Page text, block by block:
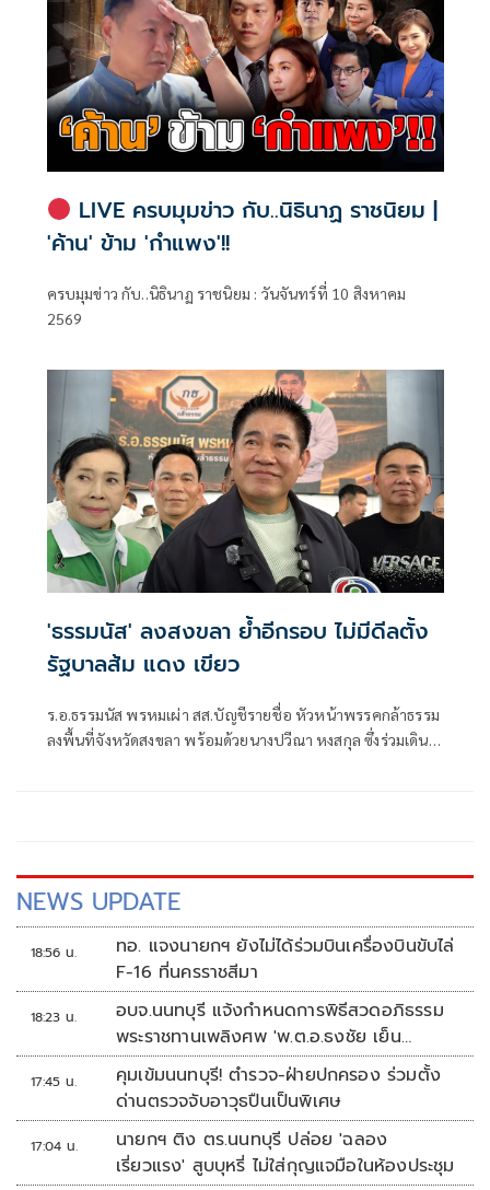
LIVE ครบมุมข่าว กับ..นิธินาฏ ราชนิยม |
'ค้าน' ข้าม 'กำแพง'!!
ครบมุมข่าว กับ..นิธินาฏ ราชนิยม : วันจันทร์ที่ 10 สิงหาคม
2569
'ธรรมนัส' ลงสงขลา ย้ำอีกรอบ ไม่มีดีลตั้ง
รัฐบาลส้ม แดง เขียว
ร.อ.ธรรมนัส พรหมเผ่า สส.บัญชีรายชื่อ หัวหน้าพรรคกล้าธรรม
ลงพื้นที่จังหวัดสงขลา พร้อมด้วยนางปวีณา หงสกุล ซึ่งร่วมเดิน
NEWS UPDATE
18:56 น.
ทอ. แจงนายกฯ ยังไม่ได้ร่วมบินเครื่องบินขับไล่
F-16 ที่นครราชสีมา
18:23 น.
อบจ.นนทบุรี แจ้งกำหนดการพิธีสวดอภิธรรม
พระราชทานเพลิงศพ 'พ.ต.อ.ธงชัย เย็น
ประเสริฐ'
17:45 น.
คุมเข้มนนทบุรี! ตำรวจ-ฝ่ายปกครอง ร่วมตั้ง
ด่านตรวจจับอาวุธปืนเป็นพิเศษ
17:04 น.
นายกฯ ติง ตร.นนทบุรี ปล่อย 'ฉลอง
เรี่ยวแรง' สูบบุหรี่ ไม่ใส่กุญแจมือในห้องประชุม